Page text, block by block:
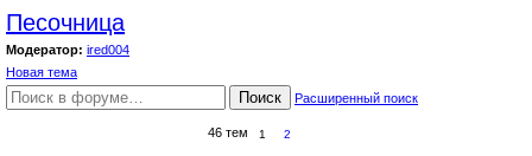
Песочница
Модератор: ired004
Новая тема
Поиск Расширенный поиск
46 тем 1 2